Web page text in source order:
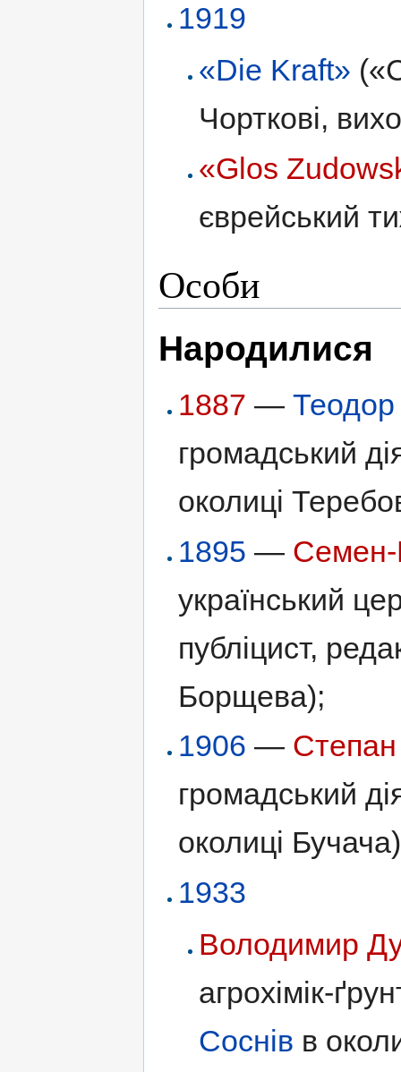
1919
«Die Kraft»
Чорткові,
«Glos
єврейський
Особи
Народилися
1887 —
громадський
околиці
1895 — Семен-
український
публіцист,
Борщева);
1906 — Степан
громадський
околиці
1933
Володимир
агрохімік-
Соснів в